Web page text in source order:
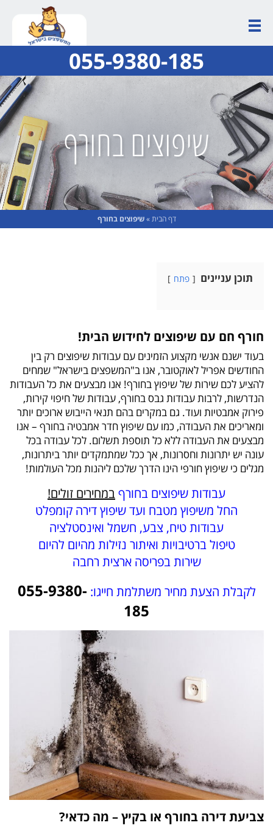
055-9380-185
שיפוצים בחורף
דף הבית»שיפוצים בחורף
תוכן עניינים פתח
חורף חם עם שיפוצים לחידוש הבית!
בעוד ישנם אנשי מקצוע הזמינים עם עבודות שיפוצים רק בין
החודשים אפריל לאוקטובר, אנו ב"המשפצים בישראל" שמחים
להציע לכם שירות של שיפוץ בחורף! אנו מבצעים את כל העבודות
הנדרשות, לרבות עבודות גבס בחורף, עבודות של חיפוי קירות,
פירוק אמבטיות ועוד. גם במקרים בהם תנאי הייבוש ארוכים יותר
ומאריכים את העבודה, כמו עם שיפוץ חדר אמבטיה בחורף – אנו
מבצעים את העבודה ללא כל תוספת תשלום. לכל עבודה בכל
עונה יש יתרונות וחסרונות, אך ככל שמתמקדים יותר ביתרונות,
מגלים כי שיפוץ חורפי הינו הדרך שלכם ליהנות מכל העולמות!
עבודות שיפוצים בחורףבמחירים זולים!
החל משיפוץ מטבח ועד שיפוץ דירה קומפלט
עבודות טיח, צבע, חשמל ואינסטלציה
טיפול ברטיבויות ואיתור נזילות מהיום להיום
שירות בפריסה ארצית רחבה
לקבלת הצעת מחיר משתלמת חייגו: 055-9380-
185
צביעת דירה בחורף או בקיץ – מה כדאי?